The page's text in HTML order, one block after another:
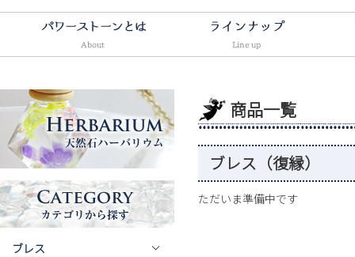
ブレス
商品一覧
ブレス（復縁）
ただいま準備中です